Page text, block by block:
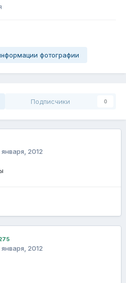
фотографии
Подписчики 0
января, 2012
января, 2012